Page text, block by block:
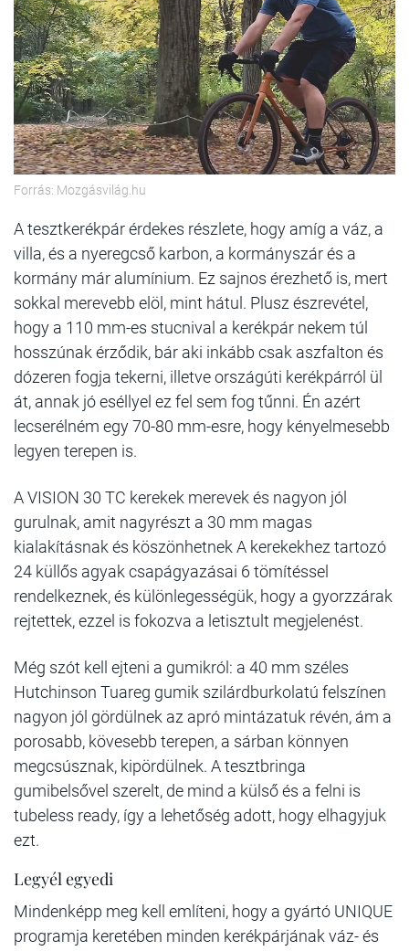
Forrás: Mozgásvilág.hu
A tesztkerékpár érdekes részlete, hogy amíg a váz, a
villa, és a nyeregcső karbon, a kormányszár és a
kormány már alumínium. Ez sajnos érezhető is, mert
sokkal merevebb elöl, mint hátul. Plusz észrevétel,
hogy a 110 mm-es stucnival a kerékpár nekem túl
hosszúnak érződik, bár aki inkább csak aszfalton és
dózeren fogja tekerni, illetve országúti kerékpárról ül
át, annak jó eséllyel ez fel sem fog tűnni. Én azért
lecserélném egy 70-80 mm-esre, hogy kényelmesebb
legyen terepen is.
A VISION 30 TC kerekek merevek és nagyon jól
gurulnak, amit nagyrészt a 30 mm magas
kialakításnak és köszönhetnek A kerekekhez tartozó
24 küllős agyak csapágyazásai 6 tömítéssel
rendelkeznek, és különlegességük, hogy a gyorzzárak
rejtettek, ezzel is fokozva a letisztult megjelenést.
Még szót kell ejteni a gumikról: a 40 mm széles
Hutchinson Tuareg gumik szilárdburkolatú felszínen
nagyon jól gördülnek az apró mintázatuk révén, ám a
porosabb, kövesebb terepen, a sárban könnyen
megcsúsznak, kipördülnek. A tesztbringa
gumibelsővel szerelt, de mind a külső és a felni is
tubeless ready, így a lehetőség adott, hogy elhagyjuk
ezt.
Legyél egyedi
Mindenképp meg kell említeni, hogy a gyártó UNIQUE
programja keretében minden kerékpárjának váz- és